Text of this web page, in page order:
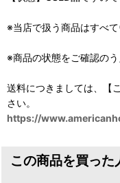
※当店で扱う商品はすべ
※商品の状態をご確認の
送料につきましては、【
さい。
https://
この商品を買った